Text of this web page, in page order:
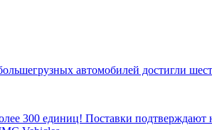
автомобилей достигли
300 единиц! Поставки